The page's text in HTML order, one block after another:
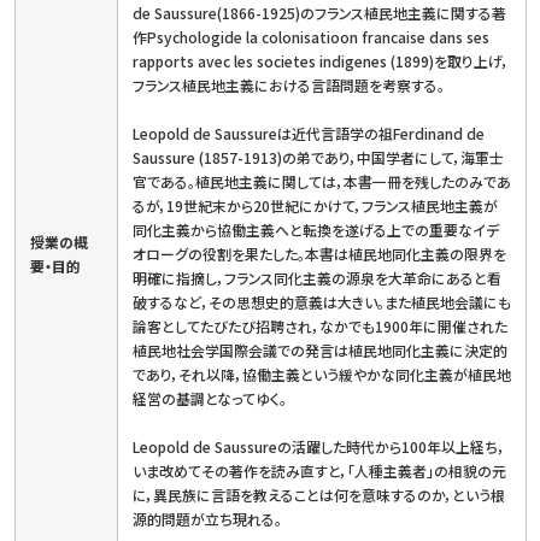
授業の概
要・目的
de Saussure(1866-1925)のフランス植民地主義に関する著
作Psychologide la colonisatioon francaise dans ses
rapports avec les societes indigenes (1899)を取り上げ，
フランス植民地主義における言語問題を考察する。
Leopold de Saussureは近代言語学の祖Ferdinand de
Saussure (1857-1913)の弟であり，中国学者にして，海軍士
官である。植民地主義に関しては，本書一冊を残したのみであ
るが，19世紀末から20世紀にかけて，フランス植民地主義が
同化主義から協働主義へと転換を遂げる上での重要なイデ
オローグの役割を果たした。本書は植民地同化主義の限界を
明確に指摘し，フランス同化主義の源泉を大革命にあると看
破するなど，その思想史的意義は大きい。また植民地会議にも
論客としてたびたび招聘され，なかでも1900年に開催された
植民地社会学国際会議での発言は植民地同化主義に決定的
であり，それ以降，協働主義という緩やかな同化主義が植民地
経営の基調となってゆく。
Leopold de Saussureの活躍した時代から100年以上経ち，
いま改めてその著作を読み直すと，｢人種主義者｣の相貌の元
に，異民族に言語を教えることは何を意味するのか，という根
源的問題が立ち現れる。